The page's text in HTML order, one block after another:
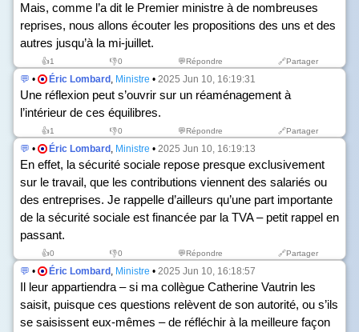
Mais, comme l’a dit le Premier ministre à de nombreuses
reprises, nous allons écouter les propositions des uns et des
autres jusqu’à la mi-juillet.
👍1 👎0 💬Répondre 🔗Partager
💬 • Éric Lombard , Ministre • 2025 Jun 10, 16:19:31
Une réflexion peut s’ouvrir sur un réaménagement à
l’intérieur de ces équilibres.
👍1 👎0 💬Répondre 🔗Partager
💬 • Éric Lombard , Ministre • 2025 Jun 10, 16:19:13
En effet, la sécurité sociale repose presque exclusivement
sur le travail, que les contributions viennent des salariés ou
des entreprises. Je rappelle d’ailleurs qu’une part importante
de la sécurité sociale est financée par la TVA – petit rappel en
passant.
👍0 👎0 💬Répondre 🔗Partager
💬 • Éric Lombard , Ministre • 2025 Jun 10, 16:18:57
Il leur appartiendra – si ma collègue Catherine Vautrin les
saisit, puisque ces questions relèvent de son autorité, ou s’ils
se saisissent eux-mêmes – de réfléchir à la meilleure façon